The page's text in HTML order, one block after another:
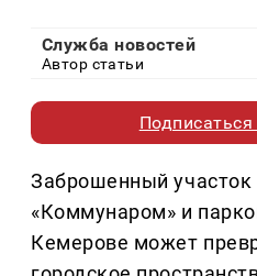
Служба новостей
Автор статьи
Заброшенный участок
«Коммунаром» и
Кемерове может